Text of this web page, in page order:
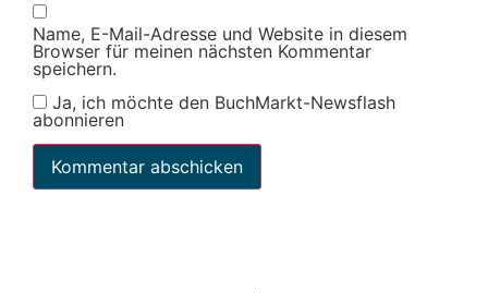
Name, E-Mail-Adresse und Website in diesem
Browser für meinen nächsten Kommentar
speichern.
Ja, ich möchte den BuchMarkt-Newsflash
abonnieren